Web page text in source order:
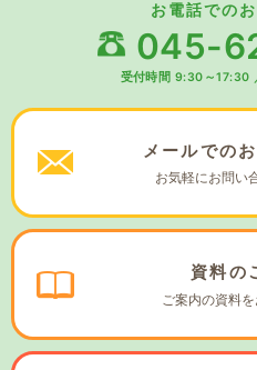
お電話での
045-
受付時間 9:30～17:30
メールでの
お気軽にお問い
資料の
ご案内の資料を